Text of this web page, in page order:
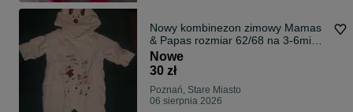
Nowy kombinezon zimowy Mamas
& Papas rozmiar 62/68 na 3-6mies
kremowy
Nowe
30 zł
Poznań, Stare Miasto
06 sierpnia 2026